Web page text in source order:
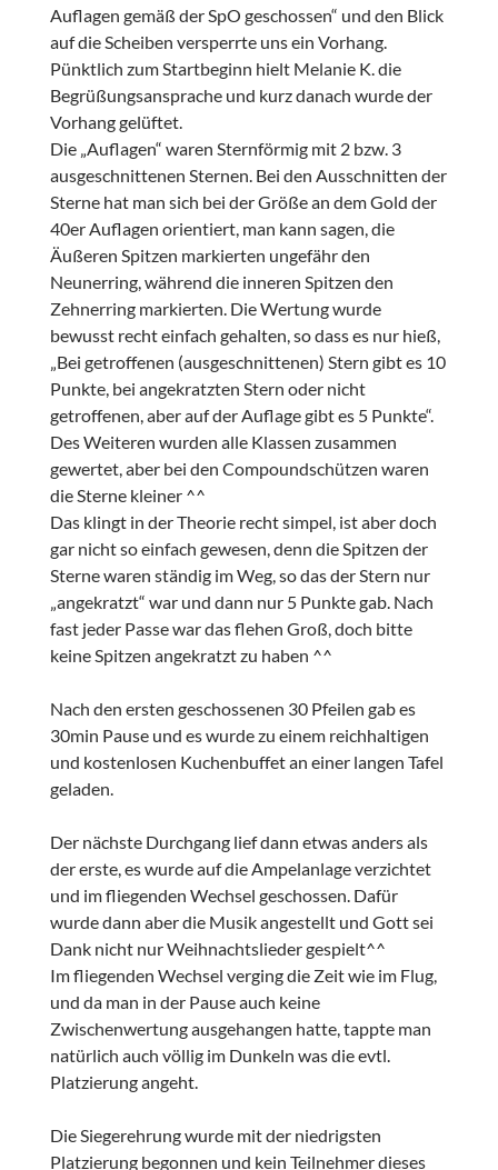
Auflagen gemäß der SpO geschossen“ und den Blick
auf die Scheiben versperrte uns ein Vorhang.
Pünktlich zum Startbeginn hielt Melanie K. die
Begrüßungsansprache und kurz danach wurde der
Vorhang gelüftet.
Die „Auflagen“ waren Sternförmig mit 2 bzw. 3
ausgeschnittenen Sternen. Bei den Ausschnitten der
Sterne hat man sich bei der Größe an dem Gold der
40er Auflagen orientiert, man kann sagen, die
Äußeren Spitzen markierten ungefähr den
Neunerring, während die inneren Spitzen den
Zehnerring markierten. Die Wertung wurde
bewusst recht einfach gehalten, so dass es nur hieß,
„Bei getroffenen (ausgeschnittenen) Stern gibt es 10
Punkte, bei angekratzten Stern oder nicht
getroffenen, aber auf der Auflage gibt es 5 Punkte“.
Des Weiteren wurden alle Klassen zusammen
gewertet, aber bei den Compoundschützen waren
die Sterne kleiner ^^
Das klingt in der Theorie recht simpel, ist aber doch
gar nicht so einfach gewesen, denn die Spitzen der
Sterne waren ständig im Weg, so das der Stern nur
„angekratzt“ war und dann nur 5 Punkte gab. Nach
fast jeder Passe war das flehen Groß, doch bitte
keine Spitzen angekratzt zu haben ^^
Nach den ersten geschossenen 30 Pfeilen gab es
30min Pause und es wurde zu einem reichhaltigen
und kostenlosen Kuchenbuffet an einer langen Tafel
geladen.
Der nächste Durchgang lief dann etwas anders als
der erste, es wurde auf die Ampelanlage verzichtet
und im fliegenden Wechsel geschossen. Dafür
wurde dann aber die Musik angestellt und Gott sei
Dank nicht nur Weihnachtslieder gespielt^^
Im fliegenden Wechsel verging die Zeit wie im Flug,
und da man in der Pause auch keine
Zwischenwertung ausgehangen hatte, tappte man
natürlich auch völlig im Dunkeln was die evtl.
Platzierung angeht.
Die Siegerehrung wurde mit der niedrigsten
Platzierung begonnen und kein Teilnehmer dieses